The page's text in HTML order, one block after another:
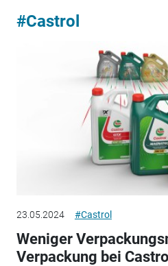
#Castrol
23.05.2024 #Castrol
Weniger
Verpackung bei Castrol